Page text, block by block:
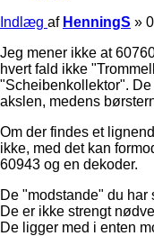
Indlæg af HenningS »
Jeg mener ikke at
hvert fald ikke
"Scheibenkollektor".
akslen, medens
Om der findes et
ikke, med det kan
60943 og en dekoder.
De "modstande" du har
De er ikke strengt
De ligger med i enten